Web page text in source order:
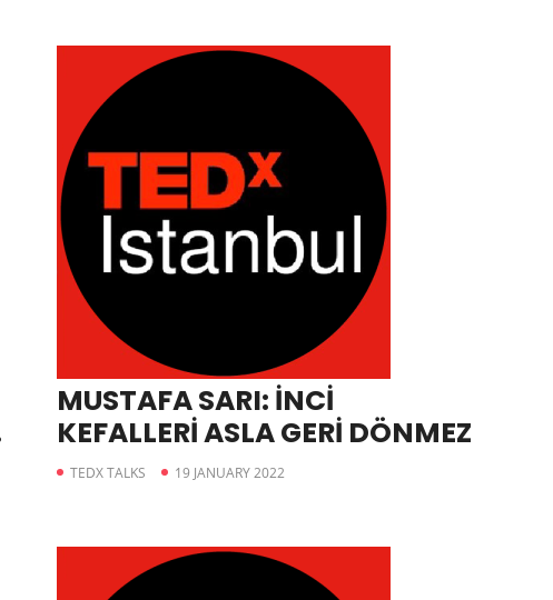
MUSTAFA SARI: İNCİ
KEFALLERİ ASLA GERİ DÖNMEZ
TEDX TALKS 19 JANUARY 2022